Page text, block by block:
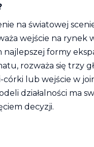
na światowej
wejście na rynek
najlepszej formy
rozważa się trzy
córki lub wejście w
działalności ma
decyzji.